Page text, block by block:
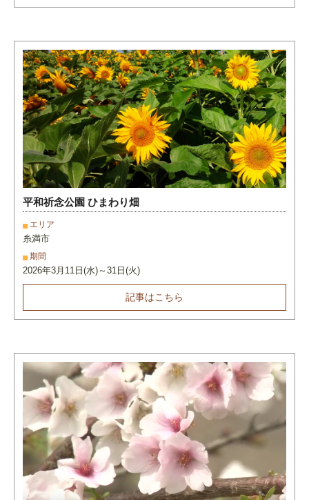
平和祈念公園 ひまわり畑
エリア
糸満市
期間
2026年3月11日(水)～31日(火)
記事はこちら